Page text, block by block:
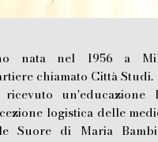
nata nel 1956 a
chiamato Città Studi.
un'educazione
logistica delle
Suore di Maria